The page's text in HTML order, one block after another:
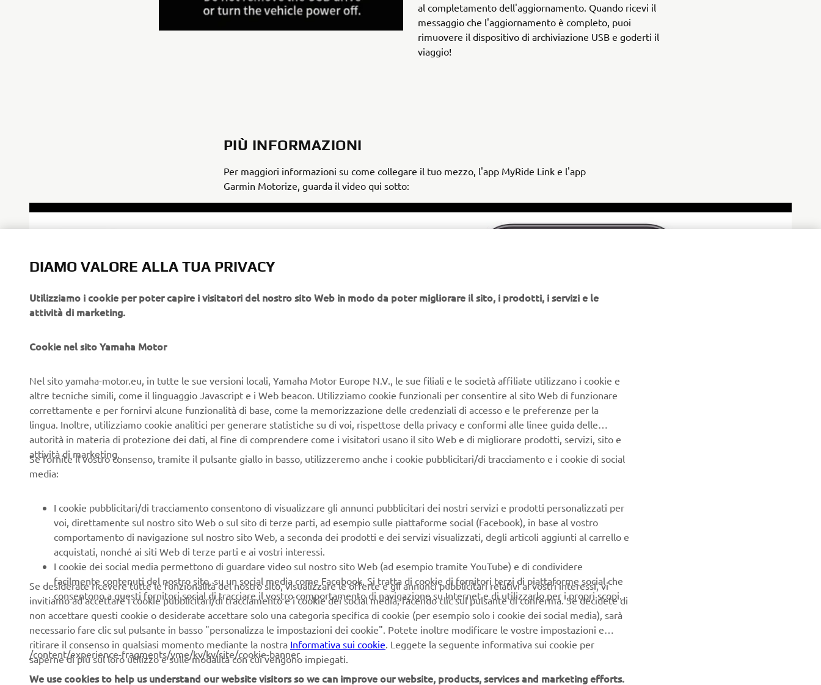
al completamento dell'aggiornamento. Quando ricevi il
messaggio che l'aggiornamento è completo, puoi
rimuovere il dispositivo di archiviazione USB e goderti il
viaggio!
PIÙ INFORMAZIONI
Per maggiori informazioni su come collegare il tuo mezzo, l'app MyRide Link e l'app
Garmin Motorize, guarda il video qui sotto:
DIAMO VALORE ALLA TUA PRIVACY
Utilizziamo i cookie per poter capire i visitatori del nostro sito Web in modo da poter migliorare il sito, i prodotti, i servizi e le
attività di marketing.
Cookie nel sito Yamaha Motor
Nel sito yamaha-motor.eu, in tutte le sue versioni locali, Yamaha Motor Europe N.V., le sue filiali e le società affiliate utilizzano i cookie e
altre tecniche simili, come il linguaggio Javascript e i Web beacon. Utilizziamo cookie funzionali per consentire al sito Web di funzionare
correttamente e per fornirvi alcune funzionalità di base, come la memorizzazione delle credenziali di accesso e le preferenze per la
lingua. Inoltre, utilizziamo cookie analitici per generare statistiche su di voi, rispettose della privacy e conformi alle linee guida delle
autorità in materia di protezione dei dati, al fine di comprendere come i visitatori usano il sito Web e di migliorare prodotti, servizi, sito e
attività di marketing.
Se fornite il vostro consenso, tramite il pulsante giallo in basso, utilizzeremo anche i cookie pubblicitari/di tracciamento e i cookie di social
media:
I cookie pubblicitari/di tracciamento consentono di visualizzare gli annunci pubblicitari dei nostri servizi e prodotti personalizzati per
voi, direttamente sul nostro sito Web o sul sito di terze parti, ad esempio sulle piattaforme social (Facebook), in base al vostro
comportamento di navigazione sul nostro sito Web, a seconda dei prodotti e dei servizi visualizzati, degli articoli aggiunti al carrello e
acquistati, nonché ai siti Web di terze parti e ai vostri interessi.
I cookie dei social media permettono di guardare video sul nostro sito Web (ad esempio tramite YouTube) e di condividere
facilmente contenuti del nostro sito, su un social media come Facebook. Si tratta di cookie di fornitori terzi di piattaforme social che
consentono a questi fornitori social di tracciare il vostro comportamento di navigazione su Internet e di utilizzarlo per i propri scopi.
Se desiderate ricevere tutte le funzionalità del nostro sito, visualizzare le offerte e gli annunci pubblicitari relativi ai vostri interessi, vi
invitiamo ad accettare i cookie pubblicitari/di tracciamento e i cookie dei social media, facendo clic sul pulsante di conferma. Se decidete di
non accettare questi cookie o desiderate accettare solo una categoria specifica di cookie (per esempio solo i cookie dei social media), sarà
necessario fare clic sul pulsante in basso "personalizza le impostazioni dei cookie". Potete inoltre modificare le vostre impostazioni e
ritirare il consenso in qualsiasi momento mediante la nostra Informativa sui cookie. Leggete la seguente informativa sui cookie per
saperne di più sul loro utilizzo e sulle modalità con cui vengono impiegati.
/content/experience-fragments/yme/kv/kv/site/cookie-banner
We use cookies to help us understand our website visitors so we can improve our website, products, services and marketing efforts.